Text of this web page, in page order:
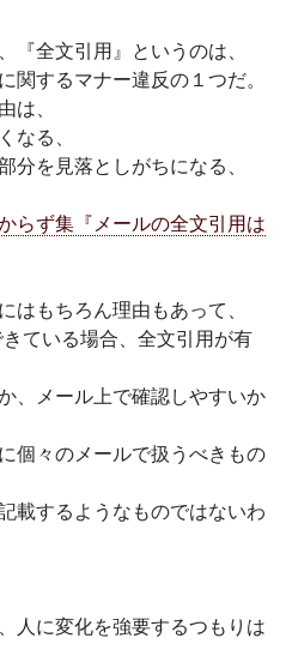
『全文引用』というのは、
関するマナー違反の１つだ。
は、
なる、
分を見落としがちになる、
らず集『メールの全文引用は
はもちろん理由もあって、
ている場合、全文引用が有
、メール上で確認しやすいか
個々のメールで扱うべきもの
載するようなものではないわ
人に変化を強要するつもりは